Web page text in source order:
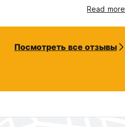
Read more
Посмотреть все отзывы